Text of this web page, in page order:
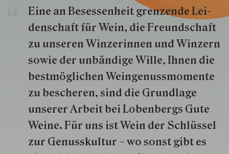
Eine an Besessenheit gren­zende Lei­
den­schaft für Wein, die Freund­schaft
zu unseren Win­zer­innen und Win­zern
so­wie der un­bän­dige Wille, Ihnen die
best­mög­lich­en Wein­genuss­momente
zu besche­ren, sind die Grund­lage
unserer Arbeit bei Lobenbergs Gute
Weine. Für uns ist Wein der Schlüs­sel
zur Genuss­kultur – wo sonst gibt es